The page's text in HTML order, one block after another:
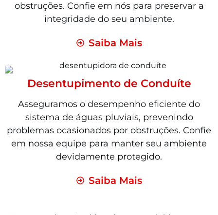
obstruções. Confie em nós para preservar a
integridade do seu ambiente.
Saiba Mais
Desentupimento de Conduíte
Asseguramos o desempenho eficiente do
sistema de águas pluviais, prevenindo
problemas ocasionados por obstruções. Confie
em nossa equipe para manter seu ambiente
devidamente protegido.
Saiba Mais